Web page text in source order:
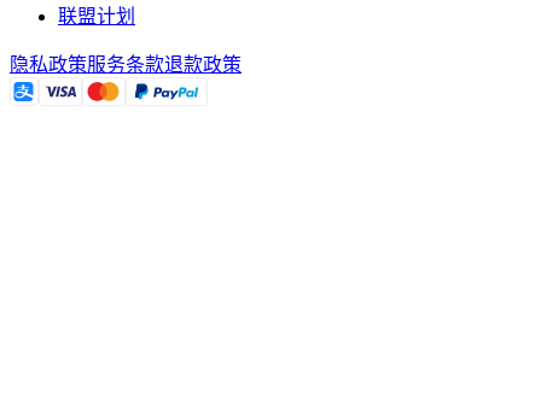
联盟计划
隐私政策服务条款退款政策